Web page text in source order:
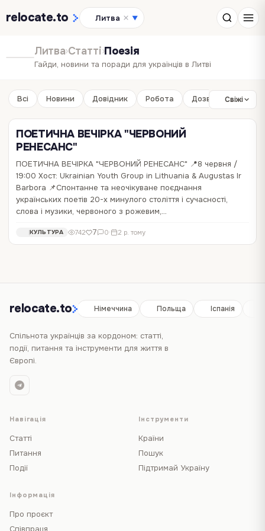
relocate.to Литва ▼
Литва›Статті›Поезія
Гайди, новини та поради для українців в Литві
Всі Новини Довідник Робота ДозвілляСвіжі
ПОЕТИЧНА ВЕЧІРКА "ЧЕРВОНИЙ
РЕНЕСАНС"
ПОЕТИЧНА ВЕЧІРКА "ЧЕРВОНИЙ РЕНЕСАНС" 📍8 червня /
19:00 Хост: Ukrainian Youth Group in Lithuania & Augustas Ir
Barbora 📌Спонтанне та неочікуване поєднання
українських поетів 20-х минулого століття і сучасності,
слова і музики, червоного з рожевим,…
КУЛЬТУРА 742 7 0· 2 р. тому
relocate.to
Іспанія Німеччина Польща Іспанія
Спільнота українців за кордоном: статті,
події, питання та інструменти для життя в
Європі.
Навігація
Статті
Питання
Події
Інструменти
Країни
Пошук
Підтримай Україну
Інформація
Про проєкт
Співпраця